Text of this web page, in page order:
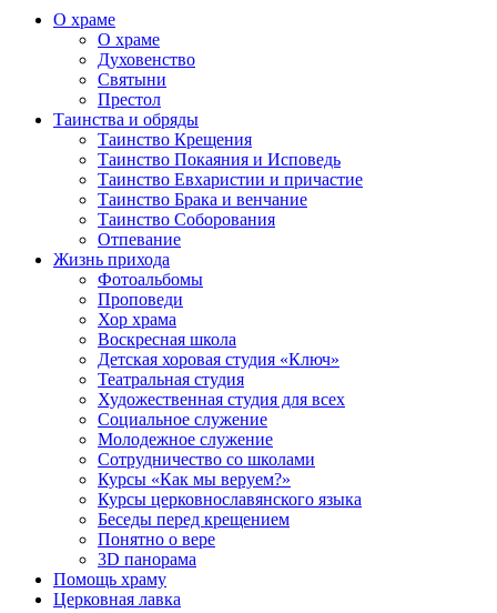
О храме
О храме
Духовенство
Святыни
Престол
Таинства и обряды
Таинство Крещения
Таинство Покаяния и Исповедь
Таинство Евхаристии и причастие
Таинство Брака и венчание
Таинство Соборования
Отпевание
Жизнь прихода
Фотоальбомы
Проповеди
Хор храма
Воскресная школа
Детская хоровая студия «Ключ»
Театральная студия
Х​удожественная студия для всех
Социальное служение
Молодежное служение
Сотрудничество со школами
Курсы «Как мы веруем?»
Курсы церковнославянского языка
Беседы перед крещением
Понятно о вере
3D панорама
Помощь храму
Церковная лавка